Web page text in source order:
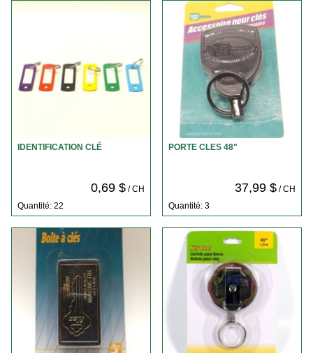
IDENTIFICATION CLÉ
0,69 $/ CH
Quantité: 22
PORTE CLES 48"
37,99 $/ CH
Quantité: 3